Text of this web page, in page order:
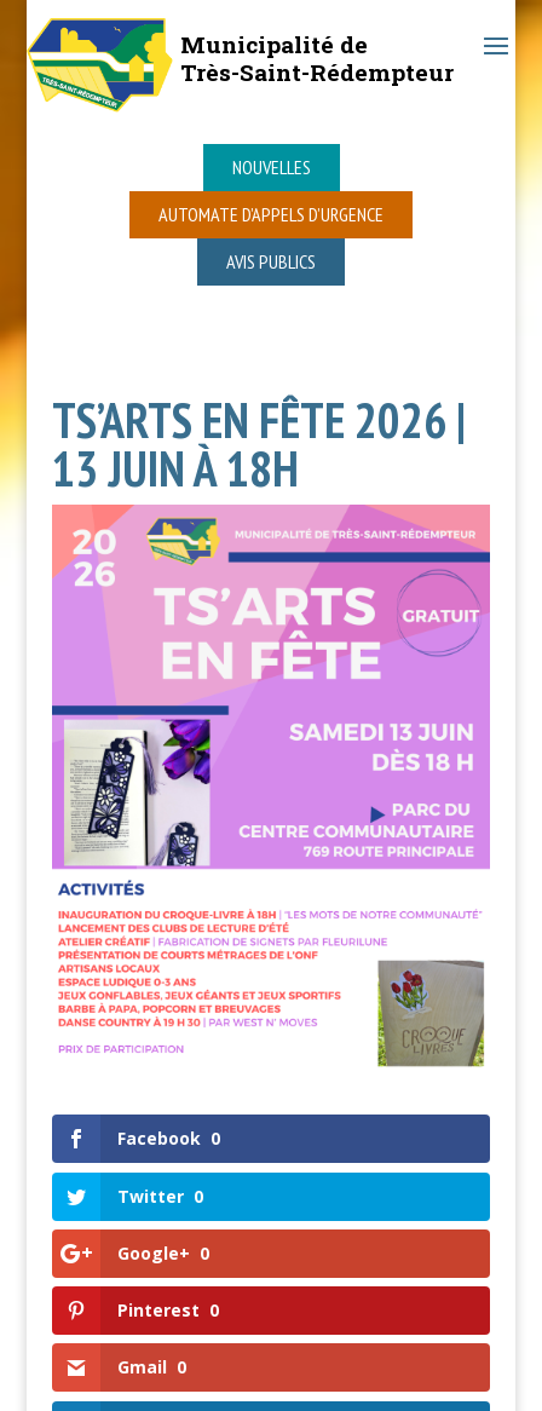
Municipalité de
Très-Saint-Rédempteur
NOUVELLES
AUTOMATE D’APPELS D’URGENCE
AVIS PUBLICS
TS’ARTS EN FÊTE 2026 |
13 JUIN À 18H
Facebook 0
Twitter 0
Google+ 0
Pinterest 0
Gmail 0